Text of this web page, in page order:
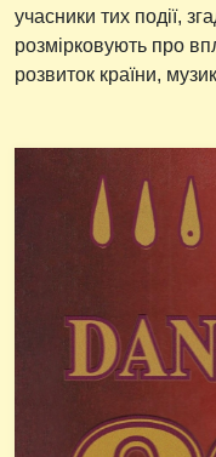
учасники тих події,
розмірковують про
розвиток країни,